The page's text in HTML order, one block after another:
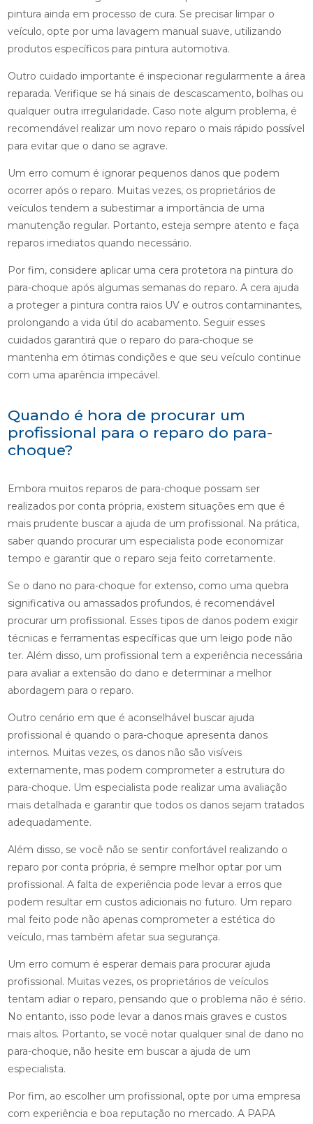
pintura ainda em processo de cura. Se precisar limpar o
veículo, opte por uma lavagem manual suave, utilizando
produtos específicos para pintura automotiva.
Outro cuidado importante é inspecionar regularmente a área
reparada. Verifique se há sinais de descascamento, bolhas ou
qualquer outra irregularidade. Caso note algum problema, é
recomendável realizar um novo reparo o mais rápido possível
para evitar que o dano se agrave.
Um erro comum é ignorar pequenos danos que podem
ocorrer após o reparo. Muitas vezes, os proprietários de
veículos tendem a subestimar a importância de uma
manutenção regular. Portanto, esteja sempre atento e faça
reparos imediatos quando necessário.
Por fim, considere aplicar uma cera protetora na pintura do
para-choque após algumas semanas do reparo. A cera ajuda
a proteger a pintura contra raios UV e outros contaminantes,
prolongando a vida útil do acabamento. Seguir esses
cuidados garantirá que o reparo do para-choque se
mantenha em ótimas condições e que seu veículo continue
com uma aparência impecável.
Quando é hora de procurar um
profissional para o reparo do para-
choque?
Embora muitos reparos de para-choque possam ser
realizados por conta própria, existem situações em que é
mais prudente buscar a ajuda de um profissional. Na prática,
saber quando procurar um especialista pode economizar
tempo e garantir que o reparo seja feito corretamente.
Se o dano no para-choque for extenso, como uma quebra
significativa ou amassados profundos, é recomendável
procurar um profissional. Esses tipos de danos podem exigir
técnicas e ferramentas específicas que um leigo pode não
ter. Além disso, um profissional tem a experiência necessária
para avaliar a extensão do dano e determinar a melhor
abordagem para o reparo.
Outro cenário em que é aconselhável buscar ajuda
profissional é quando o para-choque apresenta danos
internos. Muitas vezes, os danos não são visíveis
externamente, mas podem comprometer a estrutura do
para-choque. Um especialista pode realizar uma avaliação
mais detalhada e garantir que todos os danos sejam tratados
adequadamente.
Além disso, se você não se sentir confortável realizando o
reparo por conta própria, é sempre melhor optar por um
profissional. A falta de experiência pode levar a erros que
podem resultar em custos adicionais no futuro. Um reparo
mal feito pode não apenas comprometer a estética do
veículo, mas também afetar sua segurança.
Um erro comum é esperar demais para procurar ajuda
profissional. Muitas vezes, os proprietários de veículos
tentam adiar o reparo, pensando que o problema não é sério.
No entanto, isso pode levar a danos mais graves e custos
mais altos. Portanto, se você notar qualquer sinal de dano no
para-choque, não hesite em buscar a ajuda de um
especialista.
Por fim, ao escolher um profissional, opte por uma empresa
com experiência e boa reputação no mercado. A PAPA